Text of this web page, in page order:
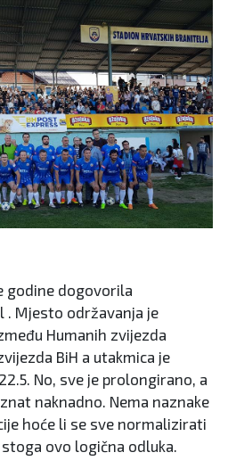
godine dogovorila
. Mjesto održavanja je
Humanih zvijezda
BiH a utakmica je
No, sve je prolongirano, a
naknadno. Nema naznake
hoće li se sve normalizirati
ovo logična odluka.